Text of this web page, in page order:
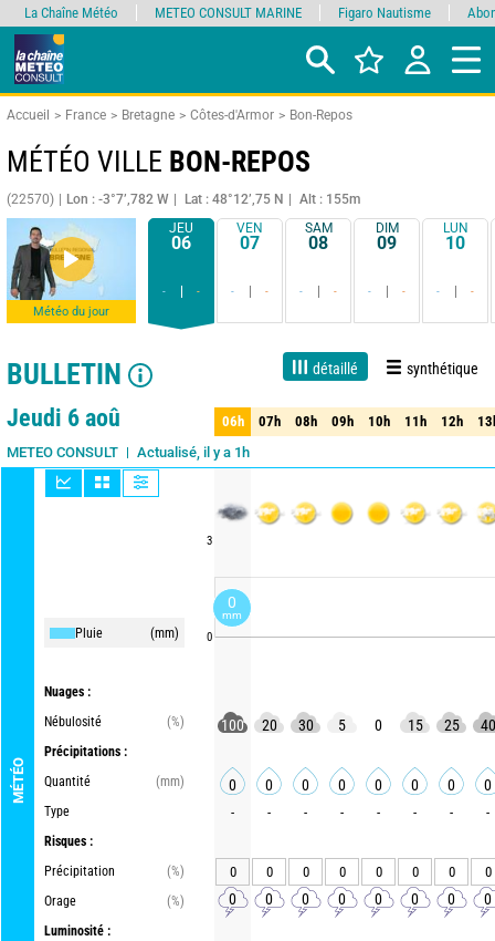
Accueil France Bretagne Côtes-d'Armor Bon-Repos
MÉTÉO VILLE BON-REPOS
(22570) Lon : -3°7’,782 W Lat : 48°12’,75 N Alt : 155m
Météo du jour
JEU
06
- -
VEN
07
- -
SAM
08
- -
DIM
09
- -
LUN
10
- -
BULLETIN détaillé synthétique
Live 1 jour 3 jours 15 jours Fiabilité 75%
Jeudi 6 aoû
METEO CONSULT Actualisé, il y a 1h
MÉTÉO
Pluie (mm)
Nuages :
Nébulosité
(%)
Précipitations :
Quantité
(mm)
Type
Risques :
Précipitation
(%)
Orage
(%)
Luminosité :
3
0
06h 07h 08h 09h 10h 11h 12h
06h 07h 08h 09h 10h 11h 12h
100 20 30 5 0 15 25 40
0 0 0 0 0 0 0 0
- - - - - - - -
0 0 0 0 0 0 0 0
0 0 0 0 0 0 0 0
La Chaîne Météo METEO CONSULT MARINE Figaro Nautisme
0
mm